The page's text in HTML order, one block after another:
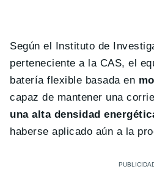
Según el Instituto de
perteneciente a la CAS, el
batería flexible basada en
capaz de mantener una
una alta densidad
haberse aplicado aún a la